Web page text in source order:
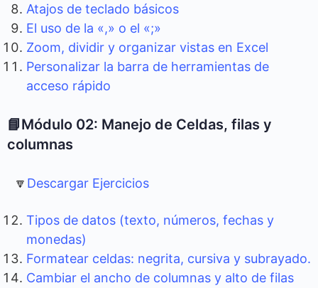
Atajos de teclado básicos
El uso de la «,» o el «;»
Zoom, dividir y organizar vistas en Excel
Personalizar la barra de herramientas de
acceso rápido
📘Módulo 02: Manejo de Celdas, filas y
columnas
🔽 Descargar Ejercicios
Tipos de datos (texto, números, fechas y
monedas)
Formatear celdas: negrita, cursiva y subrayado.
Cambiar el ancho de columnas y alto de filas